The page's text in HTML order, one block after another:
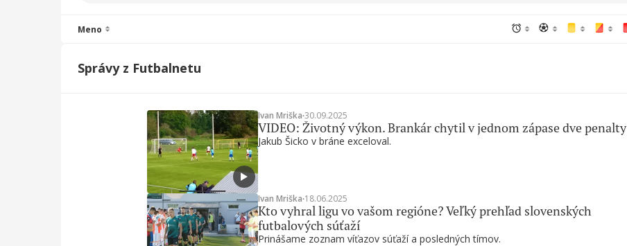
Meno
Správy z Futbalnetu
Jakub Šicko v bráne exceloval.
VIDEO: Životný výkon. Brankár chytil v jednom zápase dve penalty
Ivan Mriška∙30.09.2025
Prinášame zoznam víťazov súťaží a posledných tímov.
Kto vyhral ligu vo vašom regióne? Veľký prehľad slovenských
futbalových súťaží
Ivan Mriška∙18.06.2025